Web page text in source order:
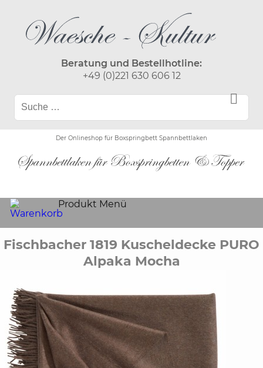
Beratung und Bestellhotline:
+49 (0)221 630 606 12
Der Onlineshop für Boxspringbett Spannbettlaken
Produkt Menü
Fischbacher 1819 Kuscheldecke PURO
Alpaka Mocha